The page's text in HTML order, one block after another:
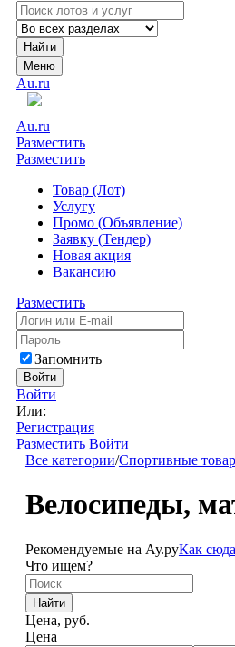
Найти
Меню
Au.ru
Au.ru
Разместить
Разместить
Товар (Лот)
Услугу
Промо (Объявление)
Заявку (Тендер)
Новая акция
Вакансию
Разместить
Запомнить
Войти
Войти
Или:
Регистрация
Разместить Войти
Все категории/Спортивные
Велосипеды,
Рекомендуемые на Ау.руКак
Что ищем?
Найти
Цена, руб.
Цена